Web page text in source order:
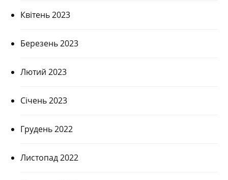
Квітень 2023
Березень 2023
Лютий 2023
Січень 2023
Грудень 2022
Листопад 2022